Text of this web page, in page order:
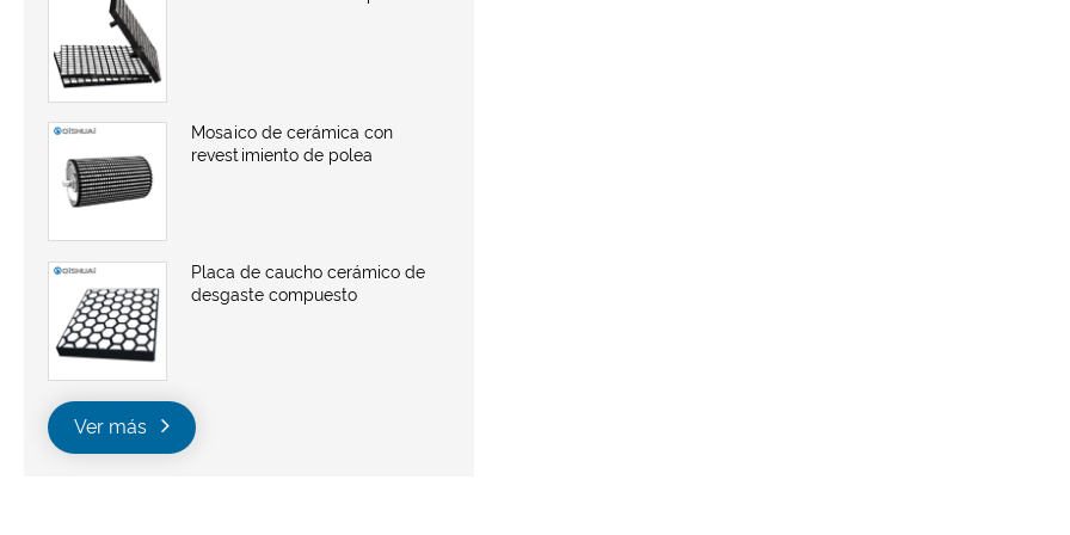
Mosaico de cerámica con
revestimiento de polea
Placa de caucho cerámico de
desgaste compuesto
Ver más